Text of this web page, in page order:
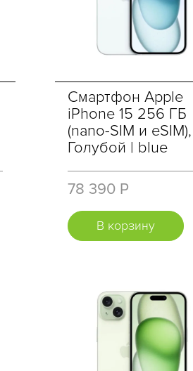
Смартфон Apple
iPhone 15 256 ГБ
(nano-SIM и eSIM),
Голубой | blue
78 390 Р
В корзину